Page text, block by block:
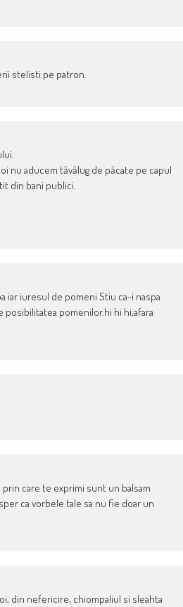
stelisti pe patron.
nu aducem tăvălug de păcate pe capul
din bani publici.
iar iuresul de pomeni.Stiu ca-i naspa
pomenilor.hi hi hi,afara
care te exprimi sunt un balsam
ca vorbele tale sa nu fie doar un
din nefericire, chiompaliul si sleahta